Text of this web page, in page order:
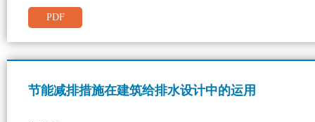
PDF
节能减排措施在建筑给排水设计中的运用